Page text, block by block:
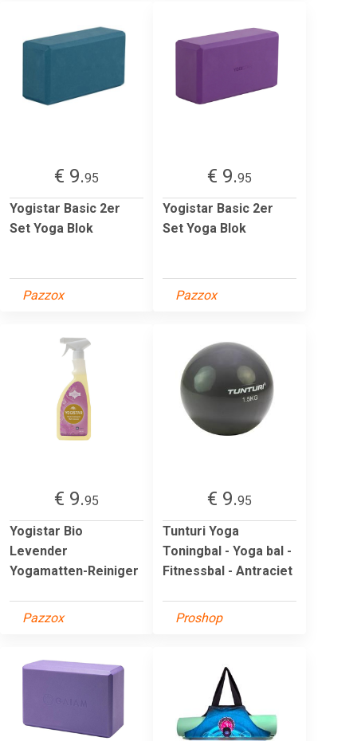
€ 9.95
Yogistar Basic 2er
Set Yoga Blok
Pazzox
€ 9.95
Yogistar Basic 2er
Set Yoga Blok
Pazzox
€ 9.95
Yogistar Bio
Levender
Yogamatten-Reiniger
Pazzox
€ 9.95
Tunturi Yoga
Toningbal - Yoga bal -
Fitnessbal - Antraciet
Proshop